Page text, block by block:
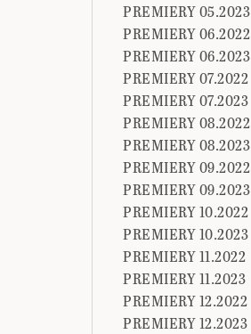
PREMIERY 05.2023
PREMIERY 06.2022
PREMIERY 06.2023
PREMIERY 07.2022
PREMIERY 07.2023
PREMIERY 08.2022
PREMIERY 08.2023
PREMIERY 09.2022
PREMIERY 09.2023
PREMIERY 10.2022
PREMIERY 10.2023
PREMIERY 11.2022
PREMIERY 11.2023
PREMIERY 12.2022
PREMIERY 12.2023